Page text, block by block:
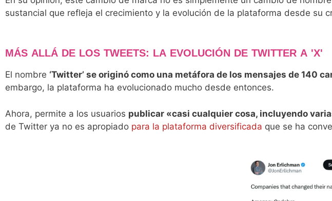
sustancial que refleja el crecimiento y la evolución de la plataforma desde su
MÁS ALLÁ DE LOS TWEETS: LA EVOLUCIÓN DE TWITTER A 'X'
El nombre ‘Twitter’ se originó como una metáfora de los mensajes de 140
embargo, la plataforma ha evolucionado mucho desde entonces.
Ahora, permite a los usuarios publicar «casi cualquier cosa, incluyendo
de Twitter ya no es apropiado para la plataforma diversificada que se ha